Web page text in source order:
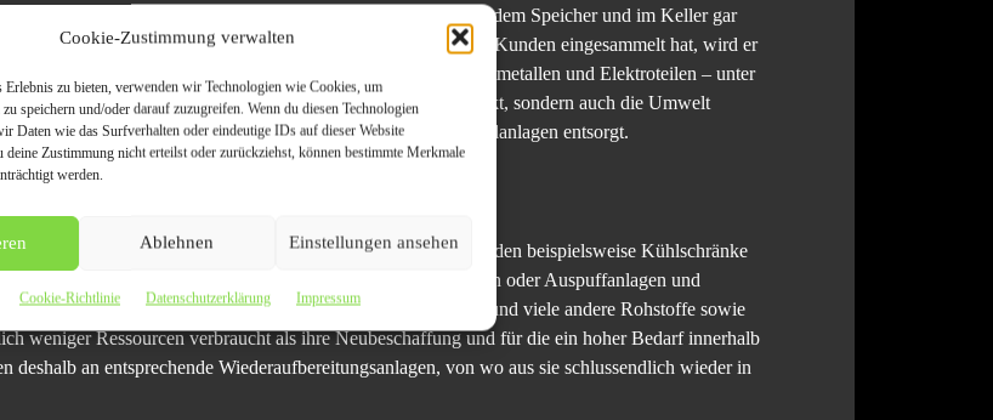
Cookie-Zustimmung verwalten
zu bieten, verwenden wir Technologien wie Cookies, um
speichern und/oder darauf zuzugreifen. Wenn du diesen Technologien
Daten wie das Surfverhalten oder eindeutige IDs auf dieser Website
deine Zustimmung nicht erteilst oder zurückziehst, können bestimmte Merkmale
werden.
Ablehnen Einstellungen ansehen
Cookie-Richtlinie Datenschutzerklärung Impressum
Geld verdienen? Von dem wieder gewonnenen Platz auf dem Speicher und im Keller gar
Abholen? Nachdem die Schrottabholung.org den Schrott beim Kunden eingesammelt hat, wird er
denn neben den wertvollen Bestandteilen kann von den Altmetallen und Elektroteilen – unter
Gefahr ausgehen, die nicht nur den Menschen direkt, sondern auch die Umwelt
von Schrott anfallen, werden in entsprechenden Entfallanlagen entsorgt.
ausgenommen ist lediglich der sogenannte Sondermüll, unter den beispielsweise Kühlschränke
Elektroschrott und Kfz-Schrott, wie beispielsweise alte Motoren oder Auspuffanlagen und
werden Palladium, Edelstahl, Aluminium, Gold, Zink, Kupfer und viele andere Rohstoffe sowie
weniger Ressourcen verbraucht als ihre Neubeschaffung und für die ein hoher Bedarf innerhalb
deshalb an entsprechende Wiederaufbereitungsanlagen, von wo aus sie schlussendlich wieder in